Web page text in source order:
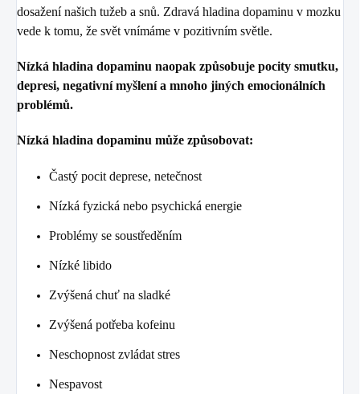
dosažení našich tužeb a snů. Zdravá hladina dopaminu v mozku
vede k tomu, že svět vnímáme v pozitivním světle.
Nízká hladina dopaminu naopak způsobuje pocity smutku,
depresi, negativní myšlení a mnoho jiných emocionálních
problémů.
Nízká hladina dopaminu může způsobovat:
Častý pocit deprese, netečnost
Nízká fyzická nebo psychická energie
Problémy se soustředěním
Nízké libido
Zvýšená chuť na sladké
Zvýšená potřeba kofeinu
Neschopnost zvládat stres
Nespavost